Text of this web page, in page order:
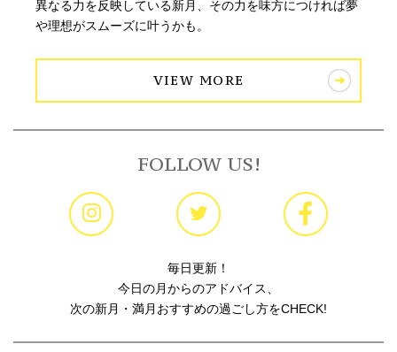
異なる力を反映している新月、その力を味方につければ夢
や理想がスムーズに叶うかも。
VIEW MORE
FOLLOW US!
毎日更新！
今日の月からのアドバイス、
次の新月・満月おすすめの過ごし方をCHECK!